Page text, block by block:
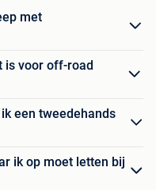
met
is voor off-road
een tweedehands
ik op moet letten bij